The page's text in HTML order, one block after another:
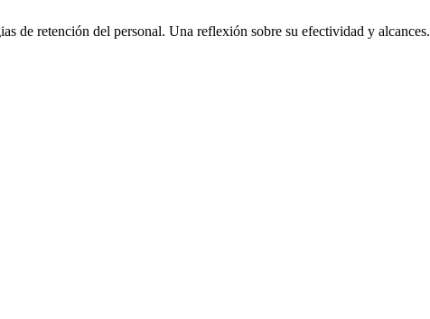
de retención del personal. Una reflexión sobre su efectividad y alcances.